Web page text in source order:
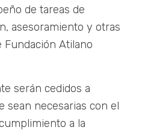
de tareas de
asesoramiento y otras
Fundación Atilano
serán cedidos a
sean necesarias con el
a la